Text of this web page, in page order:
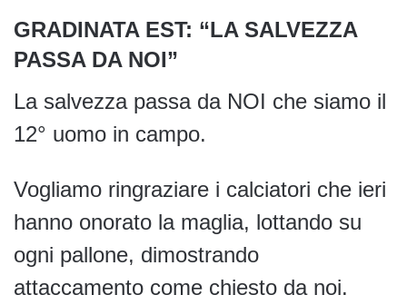
GRADINATA EST: “LA SALVEZZA
PASSA DA NOI”
La salvezza passa da NOI che siamo il
12° uomo in campo.
Vogliamo ringraziare i calciatori che ieri
hanno onorato la maglia, lottando su
ogni pallone, dimostrando
attaccamento come chiesto da noi.